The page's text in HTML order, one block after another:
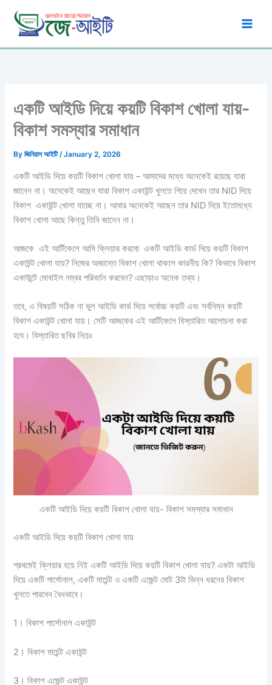
content
একটি আইডি দিয়ে কয়টি বিকাশ খোলা যায়-
বিকাশ সমস্যার সমাধান
Byজিনিয়াস আইটি/January 2, 2026
একটি আইডি দিয়ে কয়টি বিকাশ খোলা যায় – আমাদের মধ্যে অনেকেই রয়েছে যারা
জানেন না। অনেকেই আছেন যারা বিকাশ একাউন্ট খুলতে গিয়ে দেখেন তার NID দিয়ে
বিকাশ একাউন্ট খোলা যাচ্ছে না। আবার অনেকেই আছেন তার NID দিয়ে ইতোমধ্যে
বিকাশ খোলা আছে কিন্তু তিনি জানেন না।
আজকে এই আর্টিকেলে আমি ক্লিয়ার করবো একটি আইডি কার্ড দিয়ে কয়টি বিকাশ
একাউন্ট খোলা যায়? নিজের অজান্তে বিকাশ খোলা থাকলে কারনীয় কি? কিভাবে বিকাশ
একাউন্টে মোবাইল নম্বর পরিবর্তন করবেন? এছাড়াও অনেক তথ্য।
তবে, এ বিষয়টি সঠিক না ভুল আইডি কার্ড দিয়ে সর্বোচ্চ কয়টি এবং সর্বনিম্ন কয়টি
বিকাশ একাউন্ট খোলা যায়। সেটি আজকের এই আর্টিকেলে বিস্তারিত আলোচনা করা
হবে। বিস্তারিত ছবির নিচেঃ
একটি আইডি দিয়ে কয়টি বিকাশ খোলা যায়- বিকাশ সমস্যার সমাধান
একটি আইডি দিয়ে কয়টি বিকাশ খোলা যায়
প্রথমেই ক্লিয়ার হয়ে নিই একটি আইডি দিয়ে কয়টি বিকাশ খোলা যায়? একটা আইডি
দিয়ে একটি পার্সোনাল, একটি মার্চেন্ট ও একটি এজেন্ট মোট 3টা ভিন্ন ধরনের বিকাশ
খুলতে পারবেন বৈধভাবে।
1। বিকাশ পার্সোনাল একাউন্ট
2। বিকাশ মার্চেন্ট একাউন্ট
3। বিকাশ এজেন্ট একাউন্ট